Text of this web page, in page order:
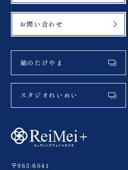
〒963-8041
お問い合わせ
紬のたけやま
スタジオれいめい